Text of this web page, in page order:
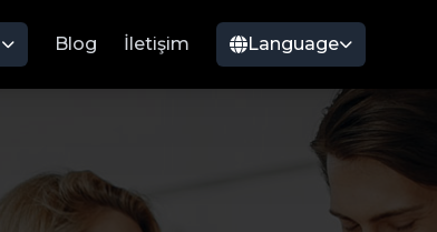
Blog İletişim Language